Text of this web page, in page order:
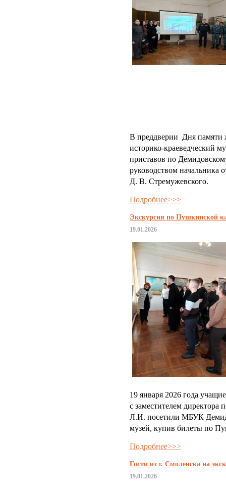
В преддверии Дня
историко-краеведческий
приставов по
руководством начальника
Д. В. Стремужевского.
Подробнее>>>
Экскурсия по Пушкинской
19.01.2026
19 января 2026 года
с заместителем директора
Л.И. посетили МБУК
музей, купив билеты по
Подробнее>>>
Гости из г. Смоленска на
19.01.2026